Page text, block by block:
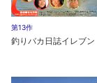
第13作
釣りバカ日誌イレブン